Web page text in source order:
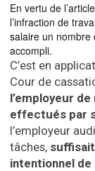
En vertu de
l’infraction de
salaire un nombre
accompli.
C’est en
Cour de
l’employeur
effectués par
l’employeur
tâches,
intentionnel